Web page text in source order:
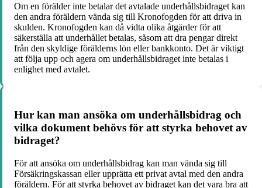
Om en förälder inte betalar det avtalade underhållsbidraget kan
den andra föräldern vända sig till Kronofogden för att driva in
skulden. Kronofogden kan då vidta olika åtgärder för att
säkerställa att underhållet betalas, såsom att dra pengar direkt
från den skyldige förälderns lön eller bankkonto. Det är viktigt
att följa upp och agera om underhållsbidraget inte betalas i
enlighet med avtalet.
Hur kan man ansöka om underhållsbidrag och
vilka dokument behövs för att styrka behovet av
bidraget?
För att ansöka om underhållsbidrag kan man vända sig till
Försäkringskassan eller upprätta ett privat avtal med den andra
föräldern. För att styrka behovet av bidraget kan det vara bra att